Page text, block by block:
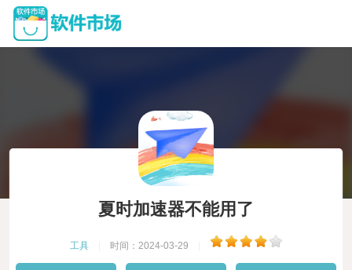
夏时加速器不能用了
工具 时间：2024-03-29